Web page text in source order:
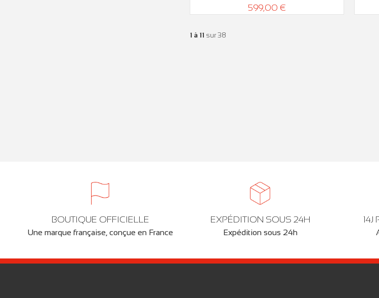
599,00 €
1 à 11 sur 38
BOUTIQUE OFFICIELLE
Une marque française, conçue en France
EXPÉDITION SOUS 24H
Expédition sous 24h
14J